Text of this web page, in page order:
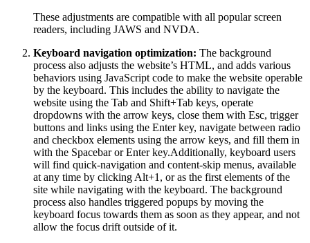
These adjustments are compatible with all popular screen
readers, including JAWS and NVDA.
Keyboard navigation optimization: The background
process also adjusts the website’s HTML, and adds various
behaviors using JavaScript code to make the website operable
by the keyboard. This includes the ability to navigate the
website using the Tab and Shift+Tab keys, operate
dropdowns with the arrow keys, close them with Esc, trigger
buttons and links using the Enter key, navigate between radio
and checkbox elements using the arrow keys, and fill them in
with the Spacebar or Enter key.Additionally, keyboard users
will find quick-navigation and content-skip menus, available
at any time by clicking Alt+1, or as the first elements of the
site while navigating with the keyboard. The background
process also handles triggered popups by moving the
keyboard focus towards them as soon as they appear, and not
allow the focus drift outside of it.